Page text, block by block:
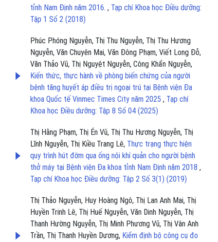
tỉnh Nam Định năm 2016. , Tạp chí Khoa học Điều dưỡng:
Tập 1 Số 2 (2018)
Phúc Phóng Nguyễn, Thị Thu Nguyễn, Thị Thu Hương
Nguyễn, Văn Chuyên Mai, Văn Đông Phạm, Viết Long Đỗ,
Văn Thảo Vũ, Thị Nguyệt Nguyễn, Công Khẩn Nguyễn,
Kiến thức, thực hành về phòng biến chứng của người
bệnh tăng huyết áp điều trị ngoại trú tại Bệnh viện Đa
khoa Quốc tế Vinmec Times City năm 2025 , Tạp chí
Khoa học Điều dưỡng: Tập 8 Số 04 (2025)
Thị Hằng Phạm, Thị Én Vũ, Thị Thu Hương Nguyễn, Thị
Lĩnh Nguyễn, Thị Kiều Trang Lê, Thực trạng thực hiện
quy trình hút đờm qua ống nội khí quản cho người bệnh
thở máy tại Bệnh viện Đa khoa tỉnh Nam Định năm 2018 ,
Tạp chí Khoa học Điều dưỡng: Tập 2 Số 3(1) (2019)
Thị Thảo Nguyễn, Huy Hoàng Ngô, Thị Lan Anh Mai, Thị
Huyền Trinh Lê, Thị Huế Nguyễn, Văn Dinh Nguyễn, Thị
Thanh Hường Nguyễn, Thị Minh Phương Vũ, Thị Vân Anh
Trần, Thị Thanh Huyền Dương, Kiểm định bộ công cụ đo